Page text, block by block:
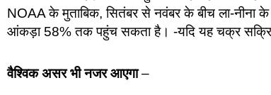
NOAA के मुताबिक, सितंबर से नवंबर के बीच ला-
आंकड़ा 58% तक पहुंच सकता है। -यदि यह चक्र
वैश्विक असर भी नजर आएगा–